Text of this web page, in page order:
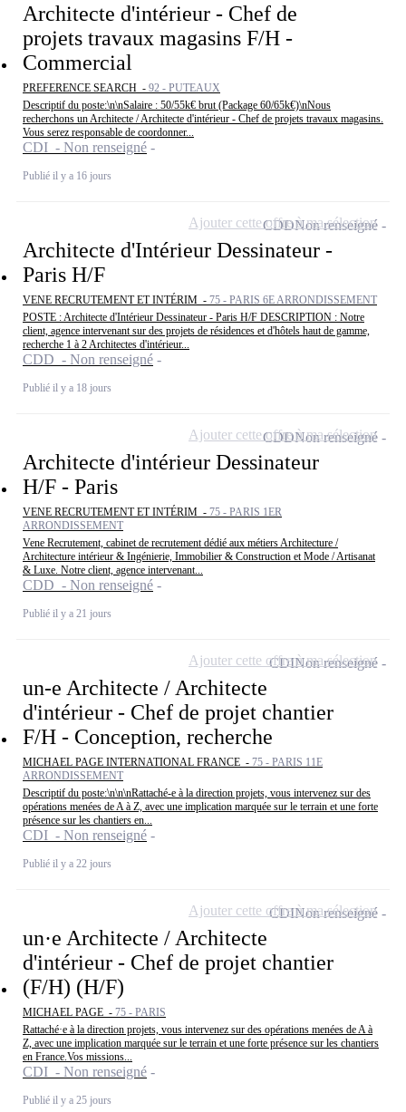
Architecte d'intérieur - Chef de
projets travaux magasins F/H -
Commercial
PREFERENCE SEARCH - 92 - PUTEAUX
Descriptif du poste:\n\nSalaire : 50/55k€ brut (Package 60/65k€)\nNous
recherchons un Architecte / Architecte d'intérieur - Chef de projets travaux magasins.
Vous serez responsable de coordonner...
CDI - Non renseigné
Publié il y a 16 jours
Architecte d'Intérieur Dessinateur -
Paris H/F
VENE RECRUTEMENT ET INTÉRIM - 75 - PARIS 6E ARRONDISSEMENT
POSTE : Architecte d'Intérieur Dessinateur - Paris H/F DESCRIPTION : Notre
client, agence intervenant sur des projets de résidences et d'hôtels haut de gamme,
recherche 1 à 2 Architectes d'intérieur...
CDD - Non renseigné
Publié il y a 18 jours
CDDNon renseigné
Ajouter cette offre à ma sélection
Architecte d'intérieur Dessinateur
H/F - Paris
VENE RECRUTEMENT ET INTÉRIM - 75 - PARIS 1ER
ARRONDISSEMENT
Vene Recrutement, cabinet de recrutement dédié aux métiers Architecture /
Architecture intérieur & Ingénierie, Immobilier & Construction et Mode / Artisanat
& Luxe. Notre client, agence intervenant...
CDD - Non renseigné
Publié il y a 21 jours
CDDNon renseigné
Ajouter cette offre à ma sélection
un-e Architecte / Architecte
d'intérieur - Chef de projet chantier
F/H - Conception, recherche
MICHAEL PAGE INTERNATIONAL FRANCE - 75 - PARIS 11E
ARRONDISSEMENT
Descriptif du poste:\n\n\nRattaché-e à la direction projets, vous intervenez sur des
opérations menées de A à Z, avec une implication marquée sur le terrain et une forte
présence sur les chantiers en...
CDI - Non renseigné
Publié il y a 22 jours
CDINon renseigné
Ajouter cette offre à ma sélection
un·e Architecte / Architecte
d'intérieur - Chef de projet chantier
(F/H) (H/F)
MICHAEL PAGE - 75 - PARIS
Rattaché·e à la direction projets, vous intervenez sur des opérations menées de A à
Z, avec une implication marquée sur le terrain et une forte présence sur les chantiers
en France.Vos missions...
CDI - Non renseigné
Publié il y a 25 jours
CDINon renseigné
Ajouter cette offre à ma sélection